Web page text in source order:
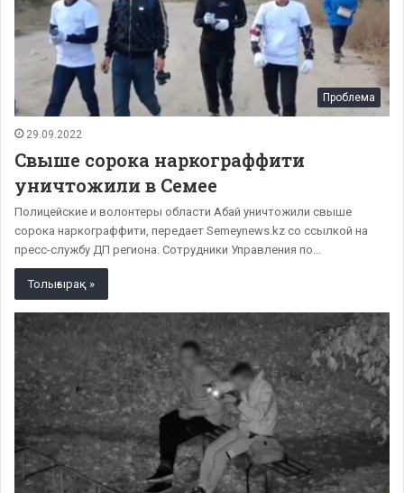
Проблема
29.09.2022
Свыше сорока наркограффити
уничтожили в Семее
Полицейские и волонтеры области Абай уничтожили свыше
сорока наркограффити, передает Semeynews.kz со ссылкой на
пресс-службу ДП региона. Сотрудники Управления по…
Толығырақ »